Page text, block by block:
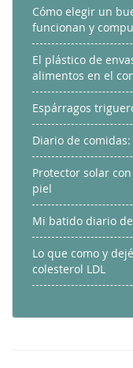
Cómo elegir un
funcionan y
El plástico de
alimentos en el
Espárragos
Diario de
Protector solar
piel
Mi batido diario
Lo que como y
colesterol LDL